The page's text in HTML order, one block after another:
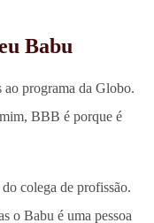
Babu
programa da Globo.
mim, BBB é porque é
colega de profissão.
o Babu é uma pessoa